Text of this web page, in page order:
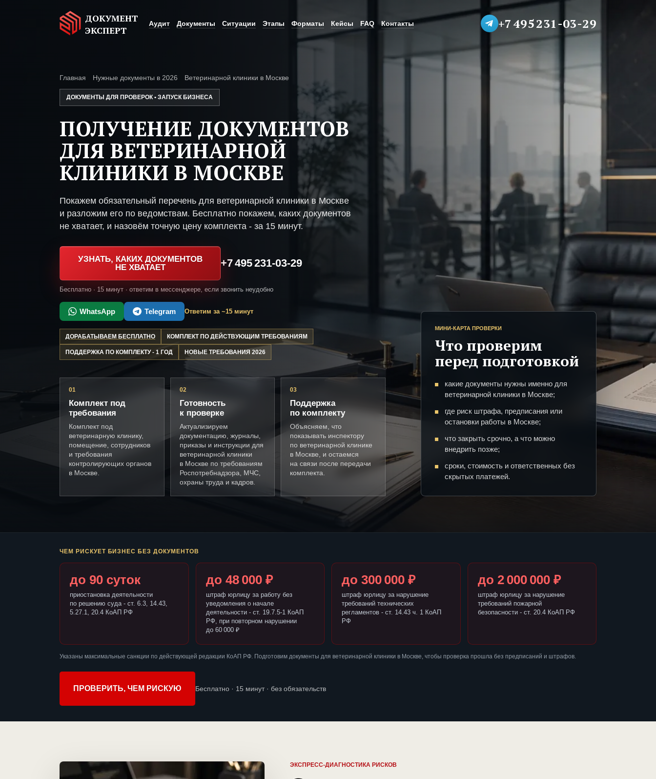
ДОКУМЕНТ
ЭКСПЕРТ
Аудит Документы Ситуации Этапы Форматы Кейсы FAQ Контакты +7 495 231-03-29
Главная Нужные документы в 2026 Ветеринарной клиники в Москве
ДОКУМЕНТЫ ДЛЯ ПРОВЕРОК • ЗАПУСК БИЗНЕСА
ПОЛУЧЕНИЕ ДОКУМЕНТОВ
ДЛЯ ВЕТЕРИНАРНОЙ
КЛИНИКИ В МОСКВЕ
Покажем обязательный перечень для ветеринарной клиники в Москве
и разложим его по ведомствам. Бесплатно покажем, каких документов
не хватает, и назовём точную цену комплекта - за 15 минут.
УЗНАТЬ, КАКИХ ДОКУМЕНТОВ
НЕ ХВАТАЕТ
+7 495 231-03-29
Бесплатно · 15 минут · ответим в мессенджере, если звонить неудобно
WhatsApp Telegram Ответим за ~15 минут
ДОРАБАТЫВАЕМ БЕСПЛАТНО КОМПЛЕКТ ПО ДЕЙСТВУЮЩИМ ТРЕБОВАНИЯМ
ПОДДЕРЖКА ПО КОМПЛЕКТУ - 1 ГОД НОВЫЕ ТРЕБОВАНИЯ 2026
01
Комплект под
требования
Комплект под
ветеринарную клинику,
помещение, сотрудников
и требования
контролирующих органов
в Москве.
02
Готовность
к проверке
Актуализируем
документацию, журналы,
приказы и инструкции для
ветеринарной клиники
в Москве по требованиям
Роспотребнадзора, МЧС,
охраны труда и кадров.
03
Поддержка
по комплекту
Объясняем, что
показывать инспектору
по ветеринарной клинике
в Москве, и остаемся
на связи после передачи
комплекта.
МИНИ-КАРТА ПРОВЕРКИ
Что проверим
перед подготовкой
какие документы нужны именно для
ветеринарной клиники в Москве;
где риск штрафа, предписания или
остановки работы в Москве;
что закрыть срочно, а что можно
внедрить позже;
сроки, стоимость и ответственных без
скрытых платежей.
ЧЕМ РИСКУЕТ БИЗНЕС БЕЗ ДОКУМЕНТОВ
до 90 суток
приостановка деятельности
по решению суда - ст. 6.3, 14.43,
5.27.1, 20.4 КоАП РФ
до 48 000 ₽
штраф юрлицу за работу без
уведомления о начале
деятельности - ст. 19.7.5-1 КоАП
РФ, при повторном нарушении
до 60 000 ₽
до 300 000 ₽
штраф юрлицу за нарушение
требований технических
регламентов - ст. 14.43 ч. 1 КоАП
РФ
до 2 000 000 ₽
штраф юрлицу за нарушение
требований пожарной
безопасности - ст. 20.4 КоАП РФ
Указаны максимальные санкции по действующей редакции КоАП РФ. Подготовим документы для ветеринарной клиники в Москве, чтобы проверка прошла без предписаний и штрафов.
ПРОВЕРИТЬ, ЧЕМ РИСКУЮ Бесплатно · 15 минут · без обязательств
ЭКСПРЕСС-ДИАГНОСТИКА РИСКОВ